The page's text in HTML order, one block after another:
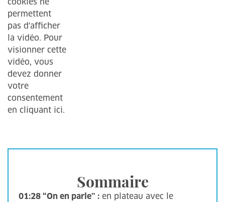
Sommaire
01:28 “On en parle” : en plateau avec le